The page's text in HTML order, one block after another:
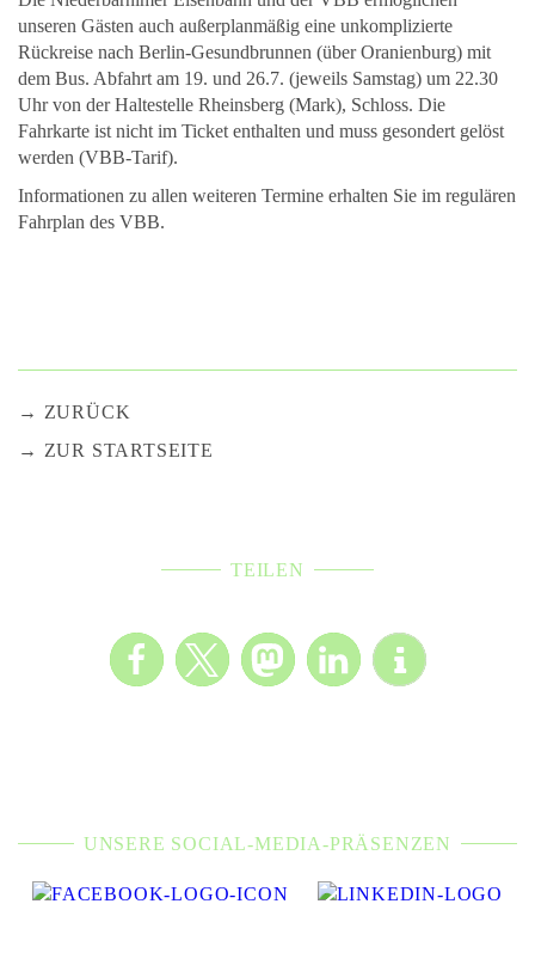
unseren Gästen auch außerplanmäßig eine unkomplizierte
Rückreise nach Berlin-Gesundbrunnen (über Oranienburg) mit
dem Bus. Abfahrt am 19. und 26.7. (jeweils Samstag) um 22.30
Uhr von der Haltestelle Rheinsberg (Mark), Schloss. Die
Fahrkarte ist nicht im Ticket enthalten und muss gesondert gelöst
werden (VBB-Tarif).
Informationen zu allen weiteren Termine erhalten Sie im regulären
Fahrplan des VBB.
ZURÜCK
ZUR STARTSEITE
TEILEN
UNSERE SOCIAL-MEDIA-PRÄSENZEN